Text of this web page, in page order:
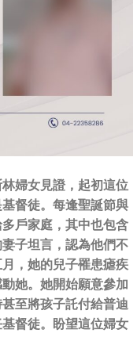
婦女見證，起初這位
督徒。每逢聖誕節與
戶家庭，其中也包含
子坦言，認為他們不
，她的兒子罹患瘧疾
她。她開始願意參加
至將孩子託付給普迪
督徒。盼望這位婦女